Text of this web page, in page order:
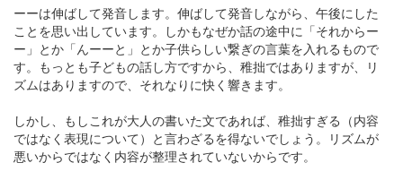
ーーは伸ばして発音します。伸ばして発音しながら、午後にした
ことを思い出しています。しかもなぜか話の途中に「それからー
ー」とか「んーーと」とか子供らしい繋ぎの言葉を入れるもので
す。もっとも子どもの話し方ですから、稚拙ではありますが、リ
ズムはありますので、それなりに快く響きます。
しかし、もしこれが大人の書いた文であれば、稚拙すぎる（内容
ではなく表現について）と言わざるを得ないでしょう。リズムが
悪いからではなく内容が整理されていないからです。